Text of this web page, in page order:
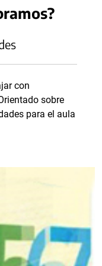
con
sobre
para el aula